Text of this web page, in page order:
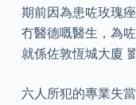
期前因為患咗玫瑰
冇醫德嘅醫生，為
就係佐敦恆城大廈
六人所犯的專業失